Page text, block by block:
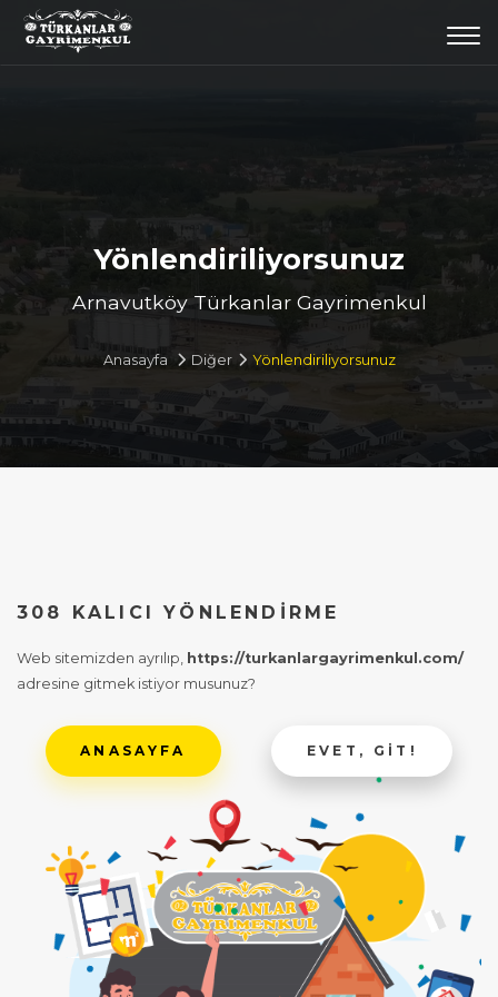
Yönlendiriliyorsunuz
Arnavutköy Türkanlar Gayrimenkul
Anasayfa Diğer Yönlendiriliyorsunuz
308 KALICI YÖNLENDIRME
Web sitemizden ayrılıp, https://turkanlargayrimenkul.com/
adresine gitmek istiyor musunuz?
ANASAYFA EVET, GIT!